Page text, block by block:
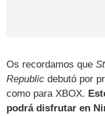
Os recordamos que
Republic debutó por
como para XBOX.
podrá disfrutar en